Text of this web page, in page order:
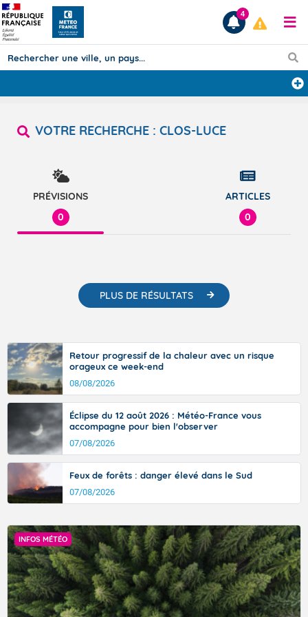
Prévisions
4
VOTRE RECHERCHE : CLOS-LUCE
PRÉVISIONS
0
ARTICLES
0
PLUS DE RÉSULTATS
Retour progressif de la chaleur avec un risque
orageux ce week-end
08/08/2026
Éclipse du 12 août 2026 : Météo-France vous
accompagne pour bien l'observer
07/08/2026
Feux de forêts : danger élevé dans le Sud
07/08/2026
INFOS MÉTÉO